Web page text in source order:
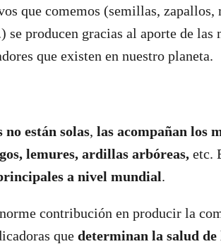
que comemos (semillas, zapallos,
producen gracias al aporte de las
que existen en nuestro planeta.
no están solas, las acompañan los
lemures, ardillas arbóreas, etc.
a nivel mundial.
contribución en producir la
que determinan la salud de